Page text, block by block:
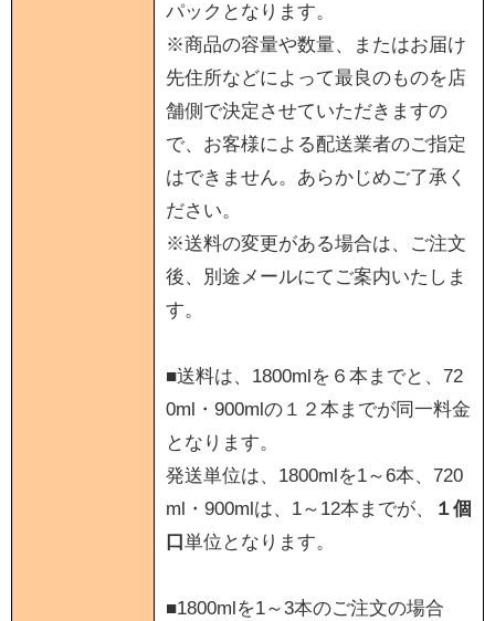
パックとなります。
※商品の容量や数量、またはお届け
先住所などによって最良のものを店
舗側で決定させていただきますの
で、お客様による配送業者のご指定
はできません。あらかじめご了承く
ださい。
※送料の変更がある場合は、ご注文
後、別途メールにてご案内いたしま
す。
■送料は、1800mlを６本までと、72
0ml・900mlの１２本までが同一料金
となります。
発送単位は、1800mlを1～6本、720
ml・900mlは、1～12本までが、
１個
口 単位となります。
■1800mlを1～3本のご注文の場合